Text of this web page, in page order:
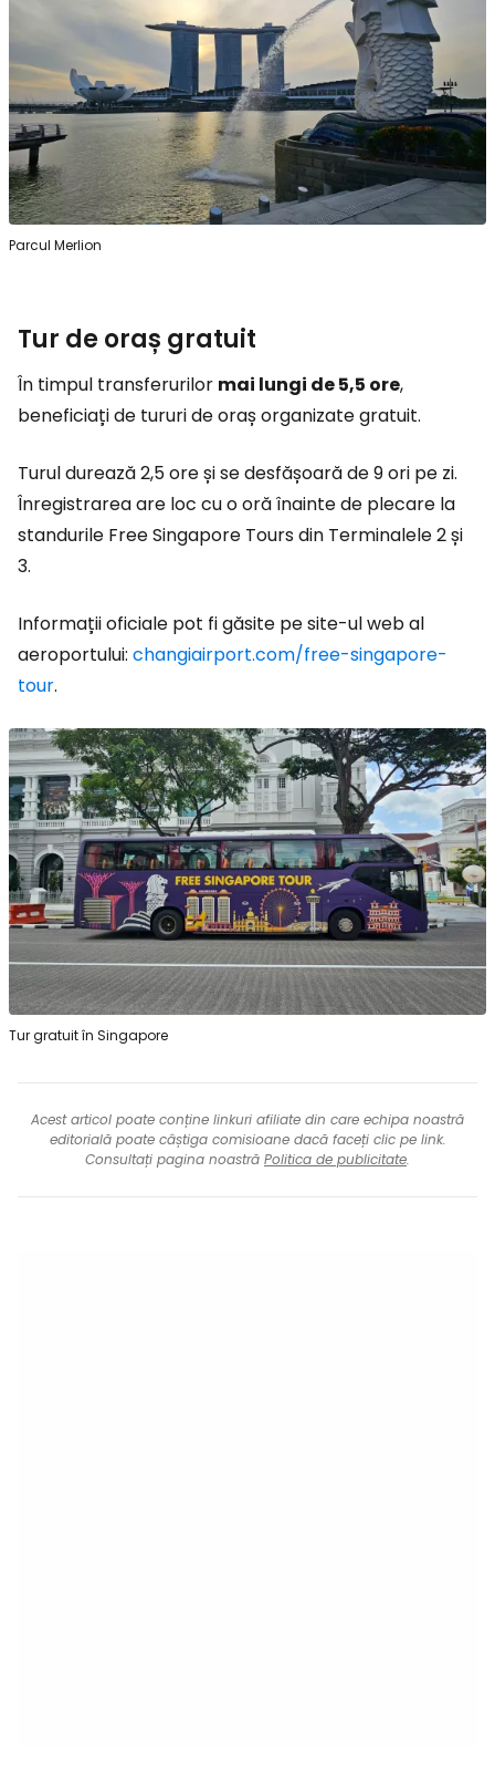
Parcul Merlion
Tur de oraș gratuit
În timpul transferurilor mai lungi de 5,5 ore,
beneficiați de tururi de oraș organizate gratuit.
Turul durează 2,5 ore și se desfășoară de 9 ori pe zi.
Înregistrarea are loc cu o oră înainte de plecare la
standurile Free Singapore Tours din Terminalele 2 și
3.
Informații oficiale pot fi găsite pe site-ul web al
aeroportului: changiairport.com/free-singapore-
tour.
Tur gratuit în Singapore
Acest articol poate conține linkuri afiliate din care echipa noastră
editorială poate câștiga comisioane dacă faceți clic pe link.
Consultați pagina noastră Politica de publicitate.